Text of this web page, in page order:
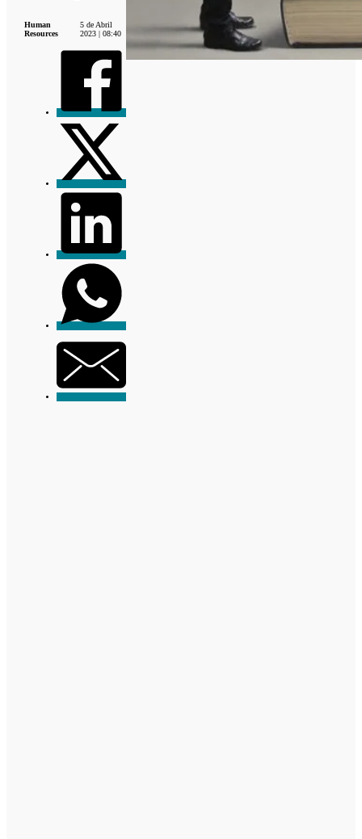
Human
Resources
5 de Abril
2023 | 08:40